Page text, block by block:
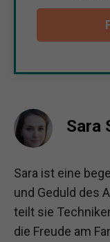
Sara
Sara ist eine
und Geduld des
teilt sie
die Freude am